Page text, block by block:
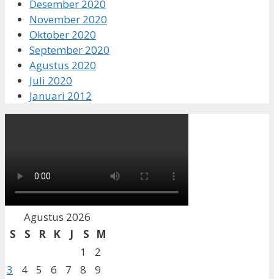
Desember 2020
November 2020
Oktober 2020
September 2020
Agustus 2020
Juli 2020
Januari 2012
Agustus 2026
S
S R K J S
M
1
2
3
4 5 6 7 8
9